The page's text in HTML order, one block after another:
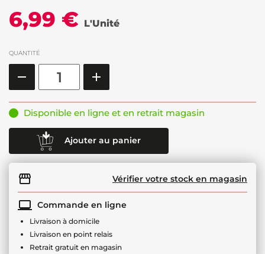
6,99 € L'Unité
QUANTITÉ
Disponible en ligne et en retrait magasin
Ajouter au panier
Vérifier votre stock en magasin
Commande en ligne
Livraison à domicile
Livraison en point relais
Retrait gratuit en magasin